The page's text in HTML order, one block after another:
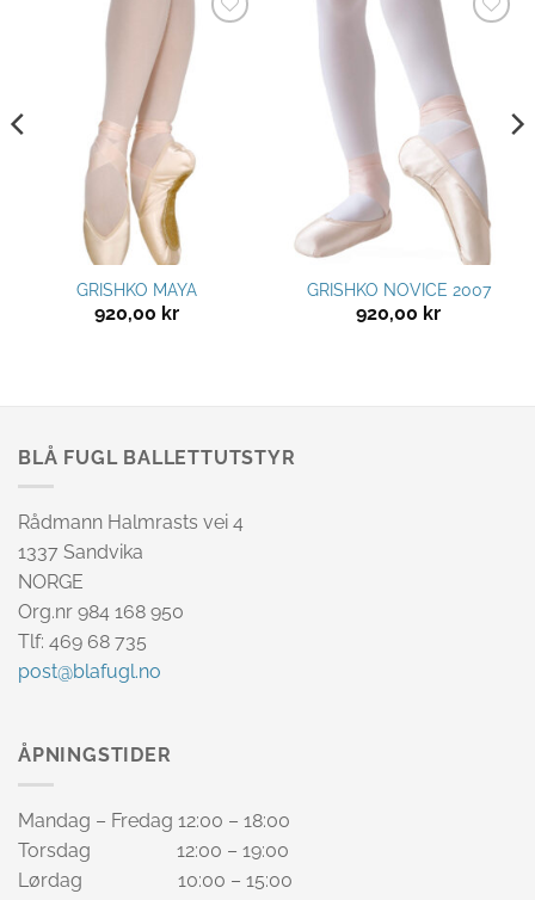
Legg til
ønskeliste
GRISHKO MAYA
920,00 kr
Legg til
ønskeliste
GRISHKO NOVICE 2007
920,00 kr
BLÅ FUGL BALLETTUTSTYR
Rådmann Halmrasts vei 4
1337 Sandvika
NORGE
Org.nr 984 168 950
Tlf: 469 68 735
post@blafugl.no
ÅPNINGSTIDER
Mandag – Fredag 12:00 – 18:00
Torsdag 12:00 – 19:00
Lørdag 10:00 – 15:00